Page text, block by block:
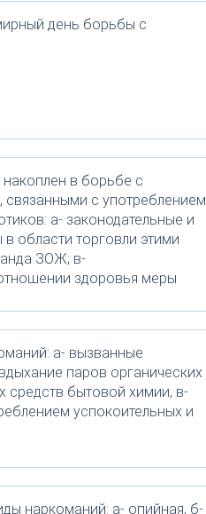
день борьбы с
в борьбе с
с употреблением
а- законодательные и
области торговли этими
ЗОЖ; в-
здоровья меры
а- вызванные
паров органических
средств бытовой химии, в-
успокоительных и
наркоманий: а- опийная, б-